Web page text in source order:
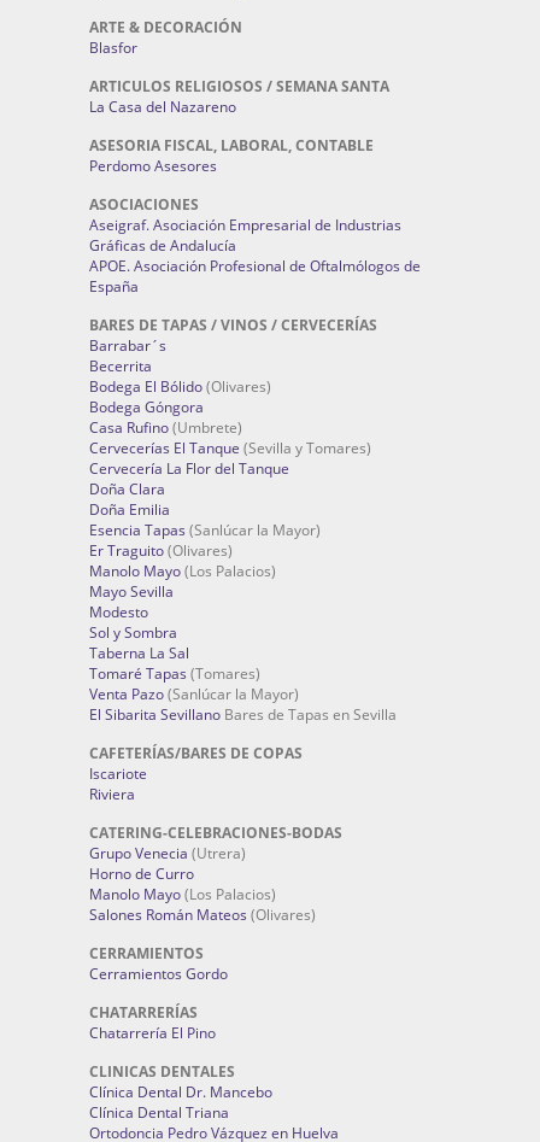
ARTE & DECORACIÓN
Blasfor
ARTICULOS RELIGIOSOS / SEMANA SANTA
La Casa del Nazareno
ASESORIA FISCAL, LABORAL, CONTABLE
Perdomo Asesores
ASOCIACIONES
Aseigraf. Asociación Empresarial de Industrias
Gráficas de Andalucía
APOE. Asociación Profesional de Oftalmólogos de
España
BARES DE TAPAS / VINOS / CERVECERÍAS
Barrabar´s
Becerrita
Bodega El Bólido(Olivares)
Bodega Góngora
Casa Rufino(Umbrete)
Cervecerías El Tanque (Sevilla y Tomares)
Cervecería La Flor del Tanque
Doña Clara
Doña Emilia
Esencia Tapas (Sanlúcar la Mayor)
Er Traguito(Olivares)
Manolo Mayo(Los Palacios)
Mayo Sevilla
Modesto
Sol y Sombra
Taberna La Sal
Tomaré Tapas (Tomares)
Venta Pazo(Sanlúcar la Mayor)
El Sibarita Sevillano Bares de Tapas en Sevilla
CAFETERÍAS/BARES DE COPAS
Iscariote
Riviera
CATERING-CELEBRACIONES-BODAS
Grupo Venecia (Utrera)
Horno de Curro
Manolo Mayo(Los Palacios)
Salones Román Mateos (Olivares)
CERRAMIENTOS
Cerramientos Gordo
CHATARRERÍAS
Chatarrería El Pino
CLINICAS DENTALES
Clínica Dental Dr. Mancebo
Clínica Dental Triana
Ortodoncia Pedro Vázquez en Huelva